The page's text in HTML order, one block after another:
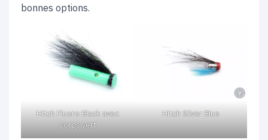
bonnes options.
Hitch Fluoro Black avec
corps vert
Hitch Silver Blue